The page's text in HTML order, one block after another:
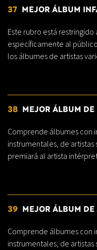
37 MEJOR ÁLBUM
Este rubro está
específicamente al
los álbumes de artistas
38 MEJOR ÁLBUM
Comprende álbumes con
instrumentales, de artistas
premiará al artista
39 MEJOR ÁLBUM DE
Comprende álbumes con
instrumentales, de artistas